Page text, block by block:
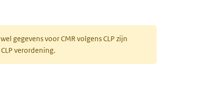
gegevens voor CMR volgens CLP zijn
verordening.